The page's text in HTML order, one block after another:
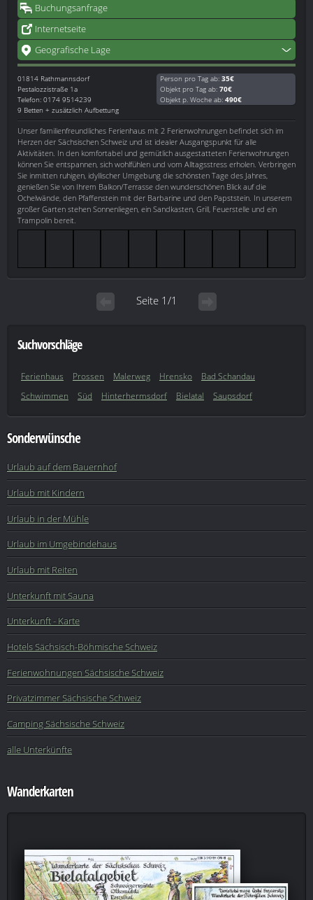
Buchungsanfrage
Internetseite
Geografische Lage
01814 Rathmannsdorf
Pestalozzistraße 1a
Telefon: 0174 9514239
9 Betten + zusätzlich Aufbettung
Person pro Tag ab: 35€
Objekt pro Tag ab: 70€
Objekt p. Woche ab: 490€
Unser familienfreundliches Ferienhaus mit 2 Ferienwohnungen befindet sich im
Herzen der Sächsischen Schweiz und ist idealer Ausgangspunkt für alle
Aktivitäten. In den komfortabel und gemütlich ausgestatteten Ferienwohnungen
können Sie entspannen, sich wohlfühlen und vom Alltagsstress erholen. Verbringen
Sie inmitten ruhigen, idyllischer Umgebung die schönsten Tage des Jahres,
genießen Sie von Ihrem Balkon/Terrasse den wunderschönen Blick auf die
Ochelwände, den Pfaffenstein mit der Barbarine und den Papststein. In unserem
großer Garten stehen Sonnenliegen, ein Sandkasten, Grill, Feuerstelle und ein
Trampolin bereit.
Seite 1/1
Suchvorschläge
Ferienhaus Prossen Malerweg Hrensko
Bad Schandau
Schwimmen
Süd Hinterhermsdorf Bielatal Saupsdorf
Sonderwünsche
Urlaub auf dem Bauernhof
Urlaub mit Kindern
Urlaub in der Mühle
Urlaub im Umgebindehaus
Urlaub mit Reiten
Unterkunft mit Sauna
Unterkunft - Karte
Hotels Sächsisch-Böhmische Schweiz
Ferienwohnungen Sächsische Schweiz
Privatzimmer Sächsische Schweiz
Camping Sächsische Schweiz
alle Unterkünfte
Wanderkarten